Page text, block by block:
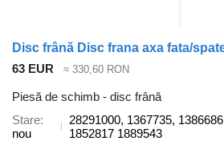
63 EUR ≈ 330,60 RON
Piesă de schimb - disc frână
Stare
nou
28291000, 1367735,
1852817 1889543